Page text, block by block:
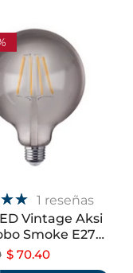
1 reseñas
Vintage Aksi
Smoke E27
Luz Cálida
$ 70.40